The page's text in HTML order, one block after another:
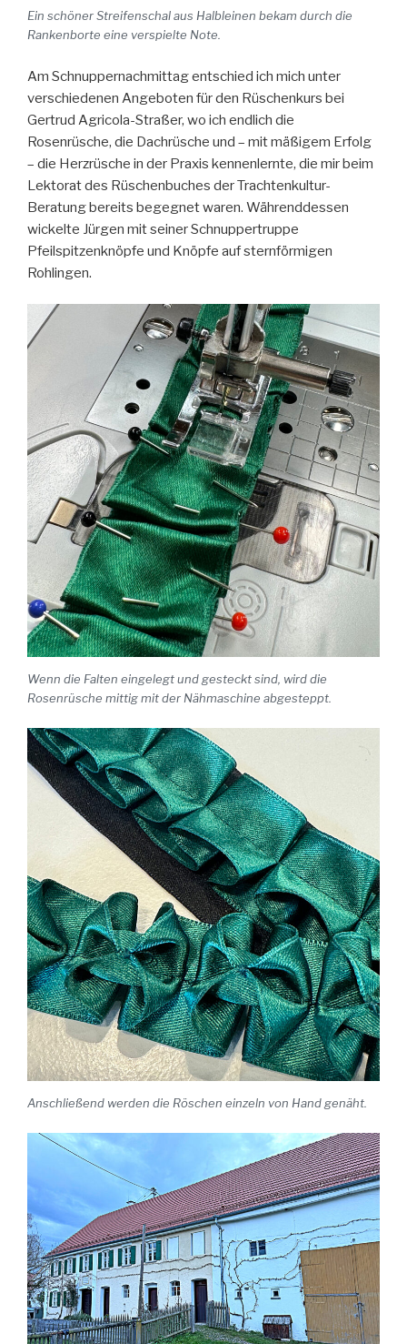
Ein schöner Streifenschal aus Halbleinen bekam durch die
Rankenborte eine verspielte Note.
Am Schnuppernachmittag entschied ich mich unter
verschiedenen Angeboten für den Rüschenkurs bei
Gertrud Agricola-Straßer, wo ich endlich die
Rosenrüsche, die Dachrüsche und – mit mäßigem Erfolg
– die Herzrüsche in der Praxis kennenlernte, die mir beim
Lektorat des Rüschenbuches der Trachtenkultur-
Beratung bereits begegnet waren. Währenddessen
wickelte Jürgen mit seiner Schnuppertruppe
Pfeilspitzenknöpfe und Knöpfe auf sternförmigen
Rohlingen.
Wenn die Falten eingelegt und gesteckt sind, wird die
Rosenrüsche mittig mit der Nähmaschine abgesteppt.
Anschließend werden die Röschen einzeln von Hand genäht.